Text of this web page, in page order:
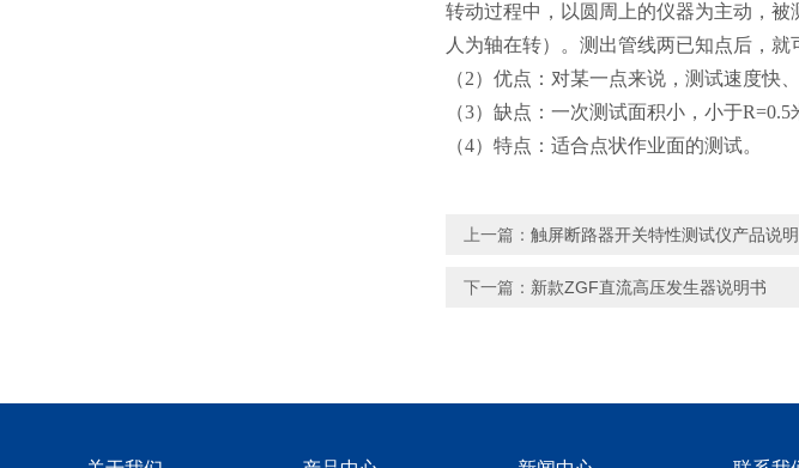
转动过程中，以圆周上的仪器为主动，
人为轴在转）。测出管线两已知点后，就
（2）优点：对某一点来说，测试速度快
（3）缺点：一次测试面积小，小于R=0.5
（4）特点：适合点状作业面的测试。
上一篇： 触屏断路器开关特性测试仪产品说
下一篇： 新款ZGF直流高压发生器说明书